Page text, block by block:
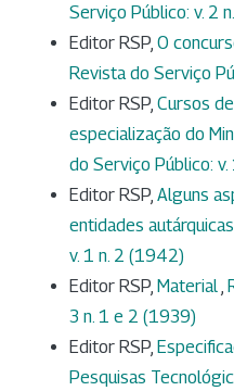
Serviço Público: v. 2
Editor RSP, O
Revista do Serviço
Editor RSP, Cursos
especialização do
do Serviço Público:
Editor RSP, Alguns
entidades autárquicas
v. 1 n. 2 (1942)
Editor RSP, Material,
3 n. 1 e 2 (1939)
Editor RSP,
Pesquisas